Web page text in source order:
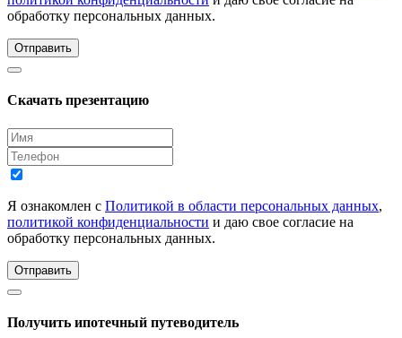
обработку персональных данных.
Отправить
Скачать презентацию
Я ознакомлен с Политикой в области персональных данных,
политикой конфиденциальности и даю свое согласие на
обработку персональных данных.
Отправить
Получить ипотечный путеводитель